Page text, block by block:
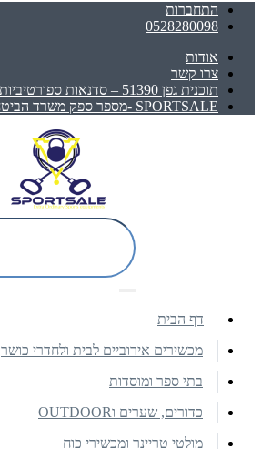
התחברות
0528280098
אודות
צרו קשר
תוכנית גפן 51390 – סדנאות ספורטיביות, חינוך גופני ועבודת צוות
SPORTSALE -מספר ספק משרד הביטחון 0011041678
דף הבית
מכשירים אירוביים לבית ולחדרי כושר
בתי ספר ומוסדות
כדורים, שערים וOUTDOOR
מולטי טריינר ומכשירי כוח